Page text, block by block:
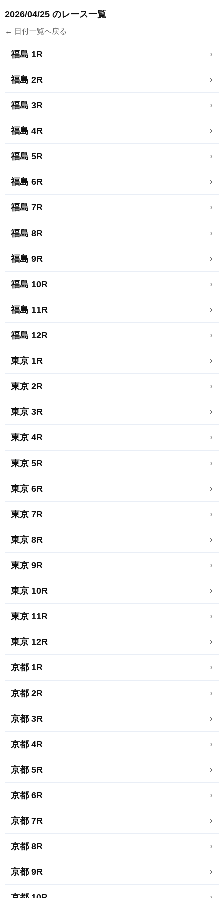
2026/04/25 のレース一覧
← 日付一覧へ戻る
福島 1R ›
福島 2R ›
福島 3R ›
福島 4R ›
福島 5R ›
福島 6R ›
福島 7R ›
福島 8R ›
福島 9R ›
福島 10R ›
福島 11R ›
福島 12R ›
東京 1R ›
東京 2R ›
東京 3R ›
東京 4R ›
東京 5R ›
東京 6R ›
東京 7R ›
東京 8R ›
東京 9R ›
東京 10R ›
東京 11R ›
東京 12R ›
京都 1R ›
京都 2R ›
京都 3R ›
京都 4R ›
京都 5R ›
京都 6R ›
京都 7R ›
京都 8R ›
京都 9R ›